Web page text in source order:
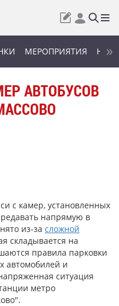
МЕРОПРИЯТИЯ
АВТОБУСОВ
с камер, установленных
напрямую в
из-за сложной
складывается на
правила парковки
автомобилей и
ситуация
метро